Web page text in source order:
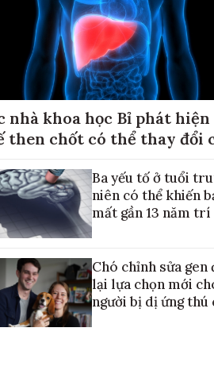
nhà khoa học Bỉ phát hiện
then chốt có thể thay đổi
Ba yếu tố ở tuổi
niên có thể khiến
mất gần 13 năm trí
Chó chỉnh sửa gen
lại lựa chọn mới
người bị dị ứng thú